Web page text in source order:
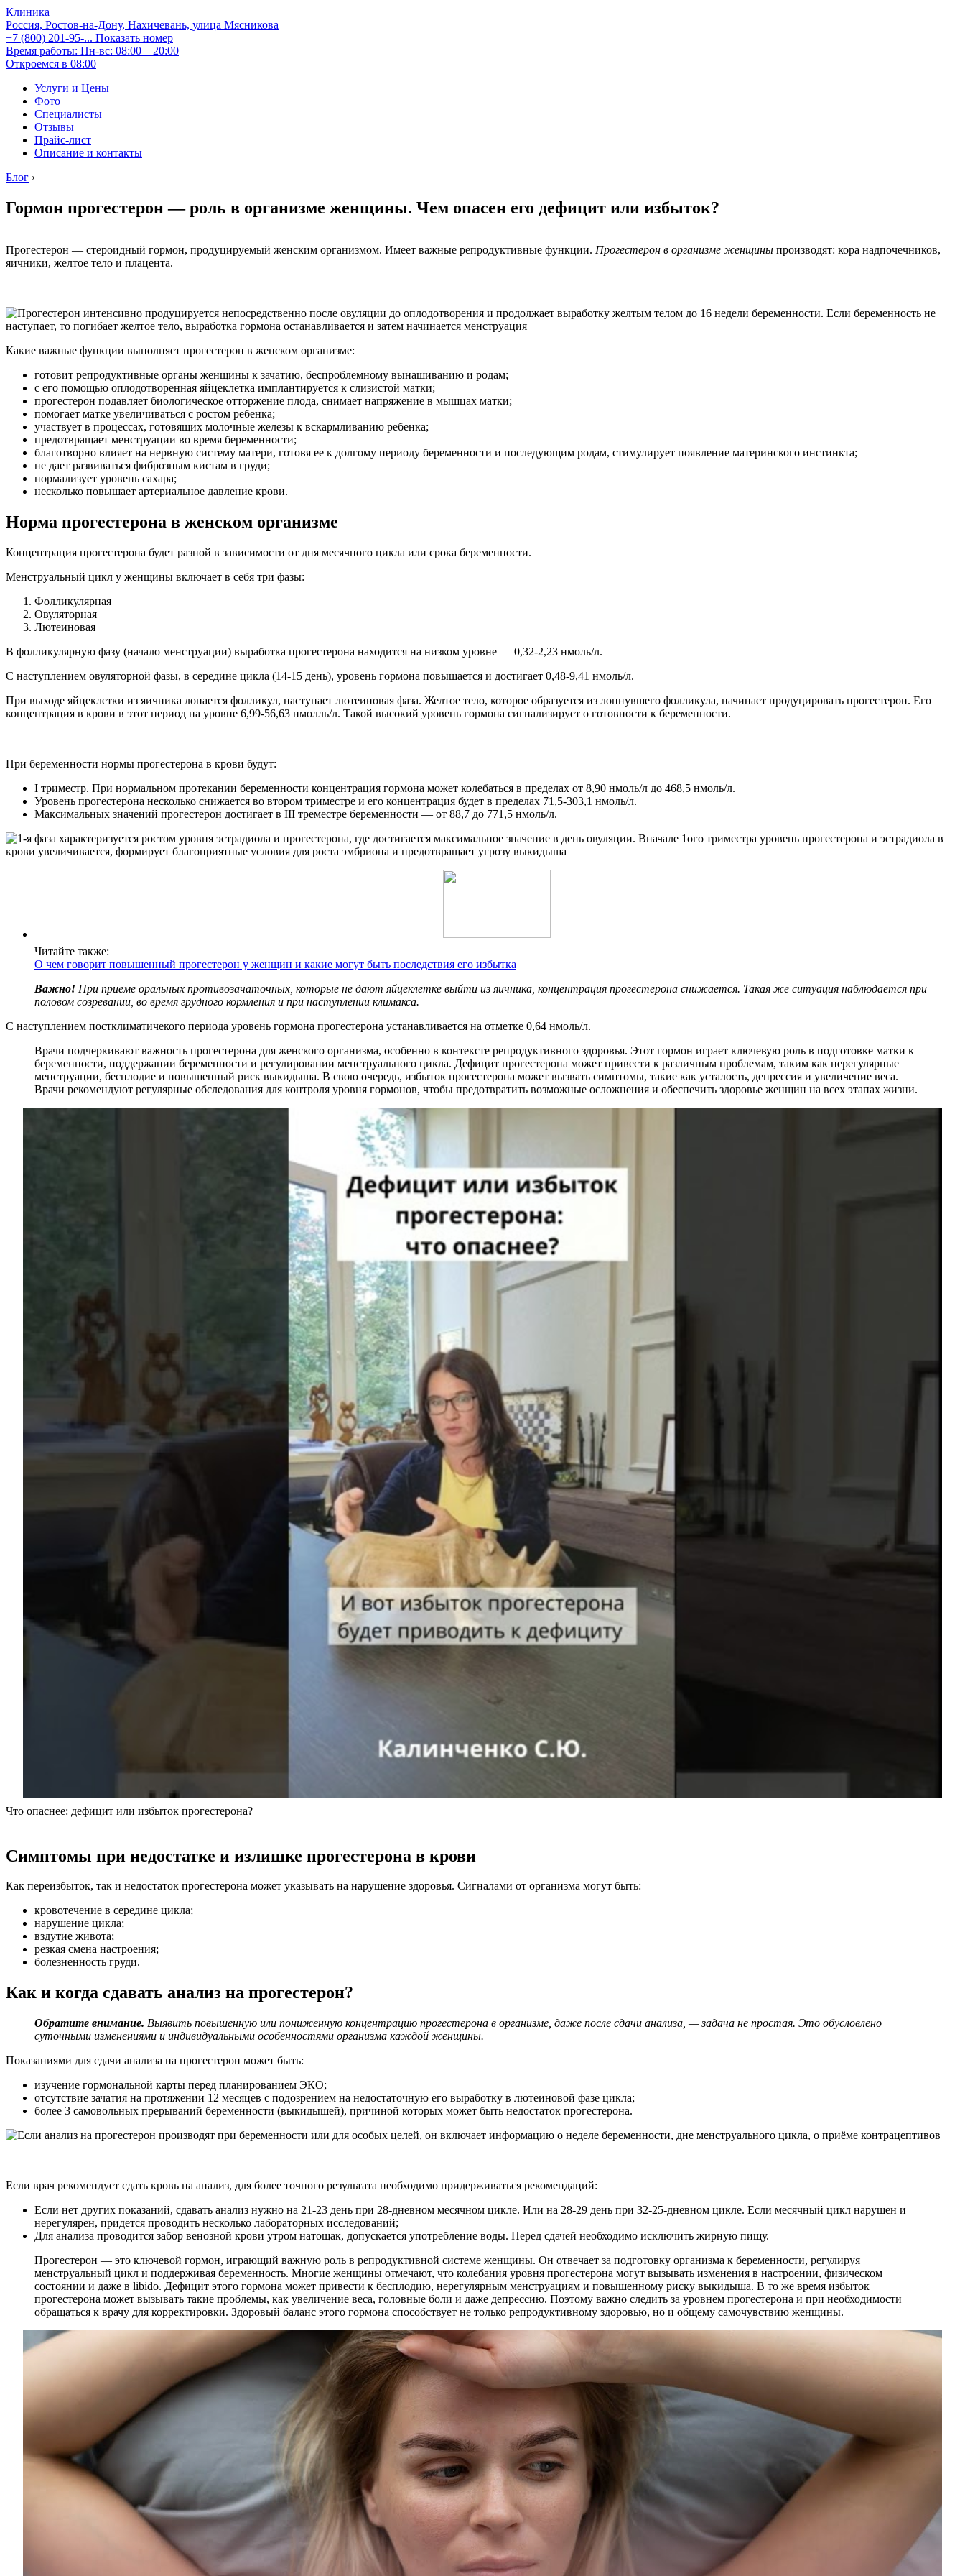
Клиника
Россия, Ростов-на-Дону, Нахичевань, улица Мясникова
+7 (800) 201-95-... Показать номер
Время работы: Пн-вс: 08:00—20:00
Откроемся в 08:00
Услуги и Цены
Фото
Специалисты
Отзывы
Прайс-лист
Описание и контакты
Блог ›
Гормон прогестерон — роль в организме женщины. Чем опасен его дефицит или избыток?
Прогестерон — стероидный гормон, продуцируемый женским организмом. Имеет важные репродуктивные функции. Прогестерон в организме женщины производят: кора надпочечников,
яичники, желтое тело и плацента.
Какие важные функции выполняет прогестерон в женском организме:
готовит репродуктивные органы женщины к зачатию, беспроблемному вынашиванию и родам;
с его помощью оплодотворенная яйцеклетка имплантируется к слизистой матки;
прогестерон подавляет биологическое отторжение плода, снимает напряжение в мышцах матки;
помогает матке увеличиваться с ростом ребенка;
участвует в процессах, готовящих молочные железы к вскармливанию ребенка;
предотвращает менструации во время беременности;
благотворно влияет на нервную систему матери, готовя ее к долгому периоду беременности и последующим родам, стимулирует появление материнского инстинкта;
не дает развиваться фиброзным кистам в груди;
нормализует уровень сахара;
несколько повышает артериальное давление крови.
Норма прогестерона в женском организме
Концентрация прогестерона будет разной в зависимости от дня месячного цикла или срока беременности.
Менструальный цикл у женщины включает в себя три фазы:
Фолликулярная
Овуляторная
Лютеиновая
В фолликулярную фазу (начало менструации) выработка прогестерона находится на низком уровне — 0,32-2,23 нмоль/л.
С наступлением овуляторной фазы, в середине цикла (14-15 день), уровень гормона повышается и достигает 0,48-9,41 нмоль/л.
При выходе яйцеклетки из яичника лопается фолликул, наступает лютеиновая фаза. Желтое тело, которое образуется из лопнувшего фолликула, начинает продуцировать прогестерон. Его
концентрация в крови в этот период на уровне 6,99-56,63 нмолль/л. Такой высокий уровень гормона сигнализирует о готовности к беременности.
При беременности нормы прогестерона в крови будут:
I триместр. При нормальном протекании беременности концентрация гормона может колебаться в пределах от 8,90 нмоль/л до 468,5 нмоль/л.
Уровень прогестерона несколько снижается во втором триместре и его концентрация будет в пределах 71,5-303,1 нмоль/л.
Максимальных значений прогестерон достигает в ІІІ треместре беременности — от 88,7 до 771,5 нмоль/л.
Читайте также:
О чем говорит повышенный прогестерон у женщин и какие могут быть последствия его избытка
Важно! При приеме оральных противозачаточных, которые не дают яйцеклетке выйти из яичника, концентрация прогестерона снижается. Такая же ситуация наблюдается при
половом созревании, во время грудного кормления и при наступлении климакса.
С наступлением постклиматичекого периода уровень гормона прогестерона устанавливается на отметке 0,64 нмоль/л.
Врачи подчеркивают важность прогестерона для женского организма, особенно в контексте репродуктивного здоровья. Этот гормон играет ключевую роль в подготовке матки к
беременности, поддержании беременности и регулировании менструального цикла. Дефицит прогестерона может привести к различным проблемам, таким как нерегулярные
менструации, бесплодие и повышенный риск выкидыша. В свою очередь, избыток прогестерона может вызвать симптомы, такие как усталость, депрессия и увеличение веса.
Врачи рекомендуют регулярные обследования для контроля уровня гормонов, чтобы предотвратить возможные осложнения и обеспечить здоровье женщин на всех этапах жизни.
Что опаснее: дефицит или избыток прогестерона?
Симптомы при недостатке и излишке прогестерона в крови
Как переизбыток, так и недостаток прогестерона может указывать на нарушение здоровья. Сигналами от организма могут быть:
кровотечение в середине цикла;
нарушение цикла;
вздутие живота;
резкая смена настроения;
болезненность груди.
Как и когда сдавать анализ на прогестерон?
Обратите внимание. Выявить повышенную или пониженную концентрацию прогестерона в организме, даже после сдачи анализа, — задача не простая. Это обусловлено
суточными изменениями и индивидуальными особенностями организма каждой женщины.
Показаниями для сдачи анализа на прогестерон может быть:
изучение гормональной карты перед планированием ЭКО;
отсутствие зачатия на протяжении 12 месяцев с подозрением на недостаточную его выработку в лютеиновой фазе цикла;
более 3 самовольных прерываний беременности (выкидышей), причиной которых может быть недостаток прогестерона.
Если врач рекомендует сдать кровь на анализ, для более точного результата необходимо придерживаться рекомендаций:
Если нет других показаний, сдавать анализ нужно на 21-23 день при 28-дневном месячном цикле. Или на 28-29 день при 32-25-дневном цикле. Если месячный цикл нарушен и
нерегулярен, придется проводить несколько лабораторных исследований;
Для анализа проводится забор венозной крови утром натощак, допускается употребление воды. Перед сдачей необходимо исключить жирную пищу.
Прогестерон — это ключевой гормон, играющий важную роль в репродуктивной системе женщины. Он отвечает за подготовку организма к беременности, регулируя
менструальный цикл и поддерживая беременность. Многие женщины отмечают, что колебания уровня прогестерона могут вызывать изменения в настроении, физическом
состоянии и даже в libido. Дефицит этого гормона может привести к бесплодию, нерегулярным менструациям и повышенному риску выкидыша. В то же время избыток
прогестерона может вызывать такие проблемы, как увеличение веса, головные боли и даже депрессию. Поэтому важно следить за уровнем прогестерона и при необходимости
обращаться к врачу для корректировки. Здоровый баланс этого гормона способствует не только репродуктивному здоровью, но и общему самочувствию женщины.